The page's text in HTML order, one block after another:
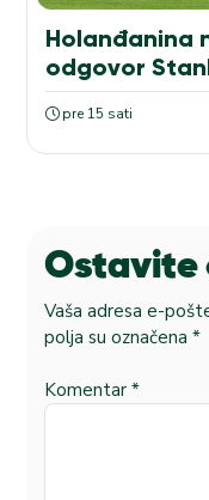
Holanđanina
odgovor
pre 15 sati
Ostavite
Vaša adresa e-
polja su označena *
Komentar *